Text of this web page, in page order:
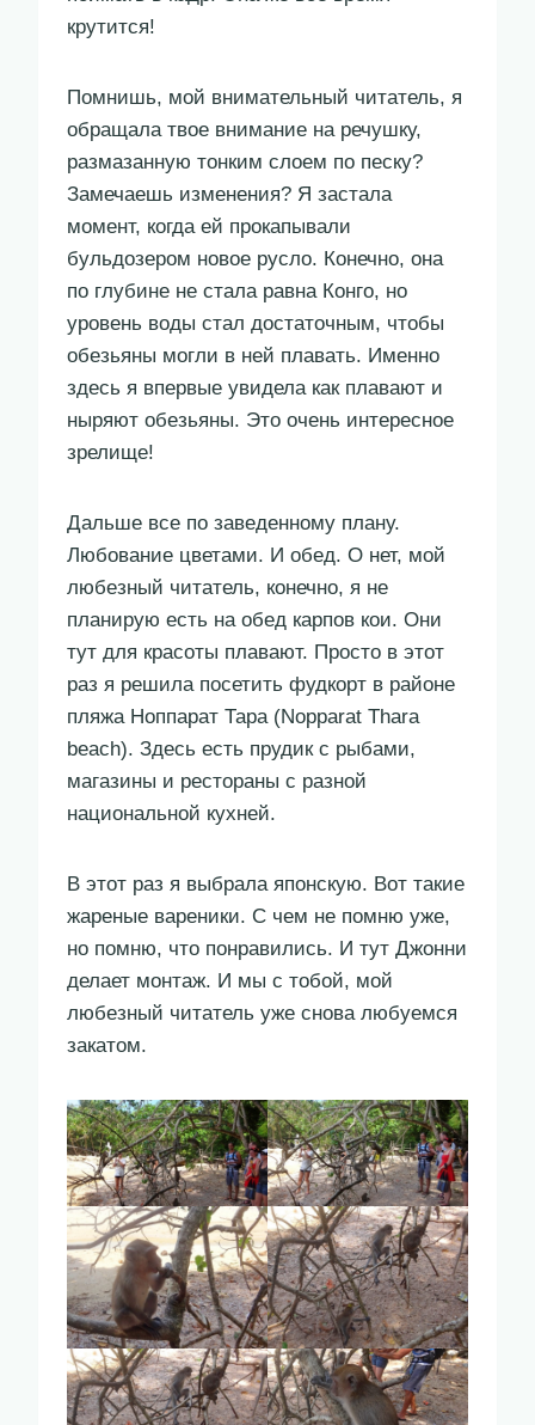
крутится!
Помнишь, мой внимательный читатель, я
обращала твое внимание на речушку,
размазанную тонким слоем по песку?
Замечаешь изменения? Я застала
момент, когда ей прокапывали
бульдозером новое русло. Конечно, она
по глубине не стала равна Конго, но
уровень воды стал достаточным, чтобы
обезьяны могли в ней плавать. Именно
здесь я впервые увидела как плавают и
ныряют обезьяны. Это очень интересное
зрелище!
Дальше все по заведенному плану.
Любование цветами. И обед. О нет, мой
любезный читатель, конечно, я не
планирую есть на обед карпов кои. Они
тут для красоты плавают. Просто в этот
раз я решила посетить фудкорт в районе
пляжа Ноппарат Тара (Nopparat Thara
beach). Здесь есть прудик с рыбами,
магазины и рестораны с разной
национальной кухней.
В этот раз я выбрала японскую. Вот такие
жареные вареники. С чем не помню уже,
но помню, что понравились. И тут Джонни
делает монтаж. И мы с тобой, мой
любезный читатель уже снова любуемся
закатом.